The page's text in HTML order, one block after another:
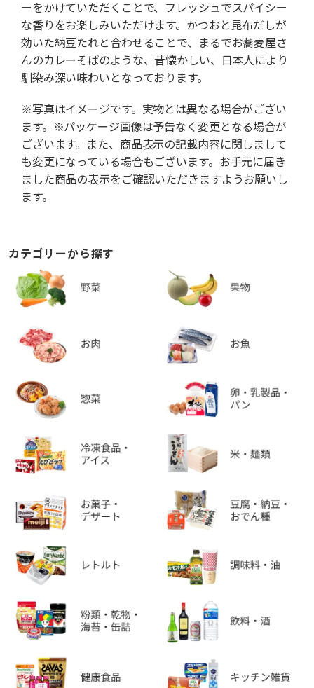
ーをかけていただくことで、フレッシュでスパイシー
な香りをお楽しみいただけます。かつおと昆布だしが
効いた納豆たれと合わせることで、まるでお蕎麦屋さ
んのカレーそばのような、昔懐かしい、日本人により
馴染み深い味わいとなっております。
※写真はイメージです。実物とは異なる場合がござい
ます。※パッケージ画像は予告なく変更となる場合が
ございます。また、商品表示の記載内容に関しまして
も変更になっている場合もございます。お手元に届き
ました商品の表示をご確認いただきますようお願いし
ます。
カテゴリーから探す